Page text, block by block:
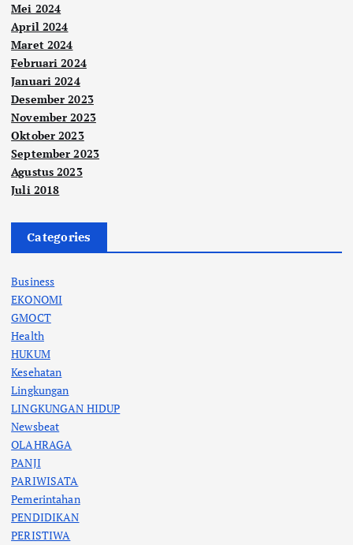
Mei 2024
April 2024
Maret 2024
Februari 2024
Januari 2024
Desember 2023
November 2023
Oktober 2023
September 2023
Agustus 2023
Juli 2018
Categories
Business
EKONOMI
GMOCT
Health
HUKUM
Kesehatan
Lingkungan
LINGKUNGAN HIDUP
Newsbeat
OLAHRAGA
PANJI
PARIWISATA
Pemerintahan
PENDIDIKAN
PERISTIWA